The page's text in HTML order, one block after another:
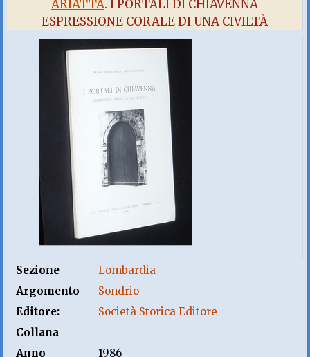
ARIATTA. I PORTALI DI CHIAVENNA
ESPRESSIONE CORALE DI UNA CIVILTÀ
Sezione
Lombardia
Argomento
Sondrio
Editore:
Società Storica Editore
Collana
Anno
1986